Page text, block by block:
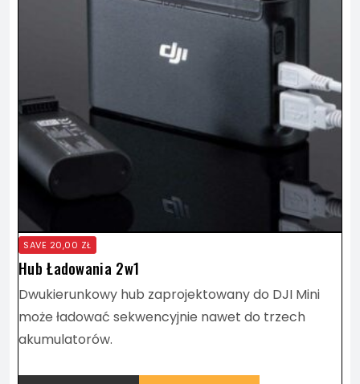
SAVE 20,00 ZŁ
Hub Ładowania 2w1
Dwukierunkowy hub zaprojektowany do DJI Mini
może ładować sekwencyjnie nawet do trzech
akumulatorów.